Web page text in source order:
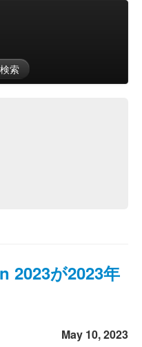
検索
2023が2023年
May 10, 2023